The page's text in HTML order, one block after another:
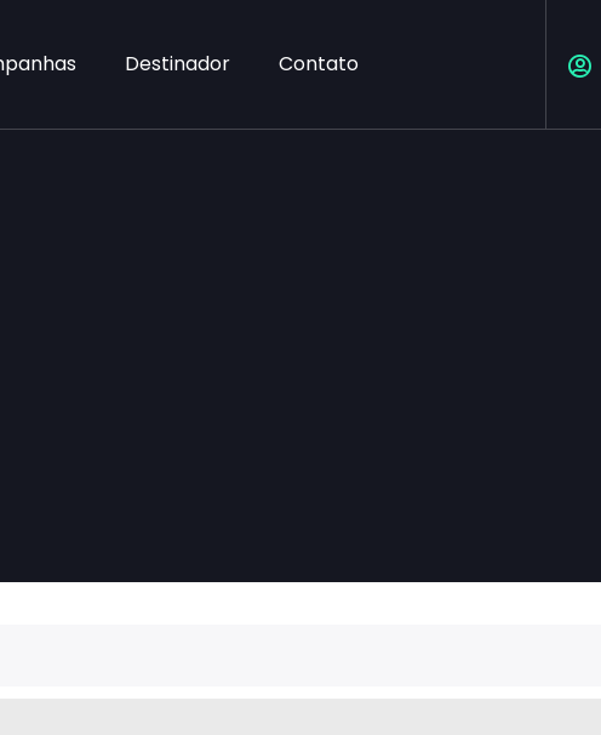
Destinador Contato